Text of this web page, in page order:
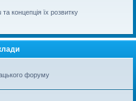
концепція їх розвитку
форуму